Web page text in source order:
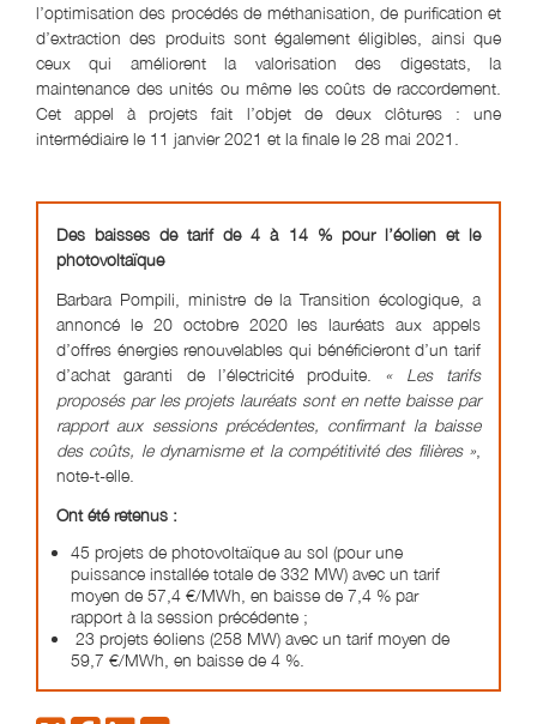
l’optimisation des procédés de méthanisation, de purification et
d’extraction des produits sont également éligibles, ainsi que
ceux qui améliorent la valorisation des digestats, la
maintenance des unités ou même les coûts de raccordement.
Cet appel à projets fait l’objet de deux clôtures : une
intermédiaire le 11 janvier 2021 et la finale le 28 mai 2021.
Des baisses de tarif de 4 à 14 % pour l’éolien et le
photovoltaïque
Barbara Pompili, ministre de la Transition écologique, a
annoncé le 20 octobre 2020 les lauréats aux appels
d’offres énergies renouvelables qui bénéficieront d’un tarif
d’achat garanti de l’électricité produite. « Les tarifs
proposés par les projets lauréats sont en nette baisse par
rapport aux sessions précédentes, confirmant la baisse
des coûts, le dynamisme et la compétitivité des filières »,
note-t-elle.
Ont été retenus :
45 projets de photovoltaïque au sol (pour une
puissance installée totale de 332 MW) avec un tarif
moyen de 57,4 €/MWh, en baisse de 7,4 % par
rapport à la session précédente ;
23 projets éoliens (258 MW) avec un tarif moyen de
59,7 €/MWh, en baisse de 4 %.